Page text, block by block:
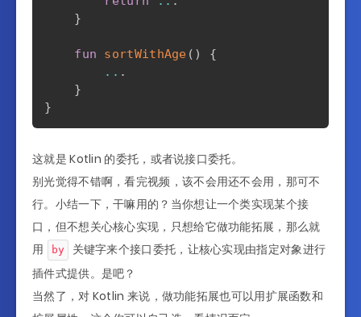
}
fun sortWithAge ( )
{
.. .
}
}
这就是 Kotlin 的委托，或者说接口委托。
别光觉得不错啊，看完视频，该不会用还不会用，那可不
行。小结一下，干嘛用的？当你想让一个类实现某个接
口，但不想关心核心实现，只想给它做功能拓展，那么就
用
by
关键字来个接口委托，让核心实现由指定对象进行
插件式提供。是吧？
当然了，对 Kotlin 来说，做功能拓展也可以用扩展函数和